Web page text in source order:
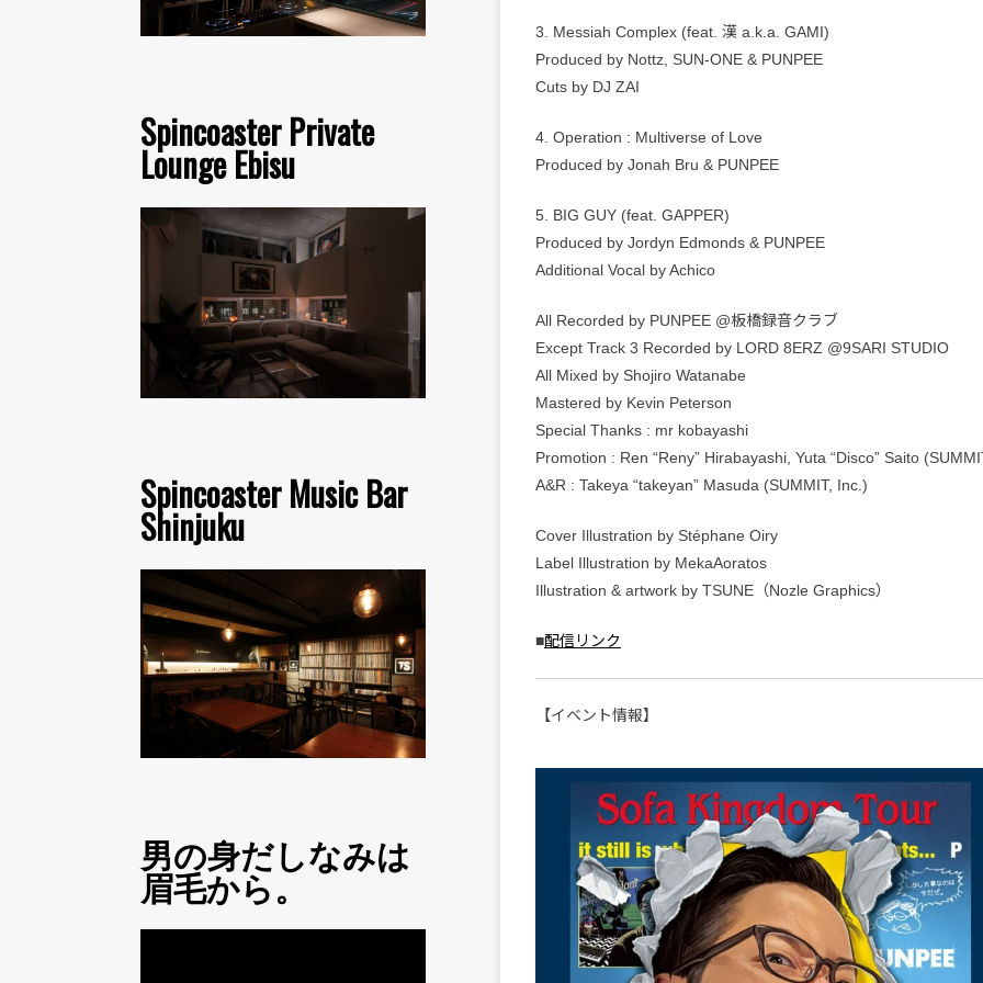
Spincoaster Private
Lounge Ebisu
Spincoaster Music Bar
Shinjuku
男の身だしなみは
眉毛から。
3. Messiah Complex (feat. 漢 a.k.a. GAMI)
Produced by Nottz, SUN-ONE & PUNPEE
Cuts by DJ ZAI
4. Operation : Multiverse of Love
Produced by Jonah Bru & PUNPEE
5. BIG GUY (feat. GAPPER)
Produced by Jordyn Edmonds & PUNPEE
Additional Vocal by Achico
All Recorded by PUNPEE @板橋録音クラブ
Except Track 3 Recorded by LORD 8ERZ @9SARI STUDIO
All Mixed by Shojiro Watanabe
Mastered by Kevin Peterson
Special Thanks : mr kobayashi
Promotion : Ren “Reny” Hirabayashi, Yuta “Disco” Saito
A&R : Takeya “takeyan” Masuda (SUMMIT, Inc.)
Cover Illustration by Stéphane Oiry
Label Illustration by MekaAoratos
Illustration & artwork by TSUNE（Nozle Graphics）
■配信リンク
【イベント情報】